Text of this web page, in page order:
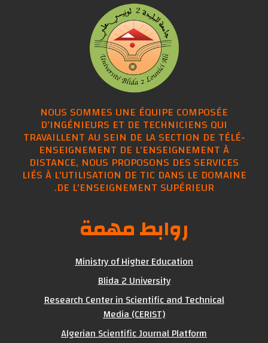
NOUS SOMMES UNE ÉQUIPE COMPOSÉE
D'INGÉNIEURS ET DE TECHNICIENS QUI
TRAVAILLENT AU SEIN DE LA SECTION DE
ENSEIGNEMENT DE L'ENSEIGNEMENT À
DISTANCE, NOUS PROPOSONS DES
LIÉS À L'UTILISATION DE TIC DANS LE
DE L'ENSEIGNEMENT SUPÉRIEUR.
روابط مهمة
Ministry of Higher Education
Blida 2 University
Research Center in Scientific and Technical
Media (CERIST)
Algerian Scientific Journal Platform